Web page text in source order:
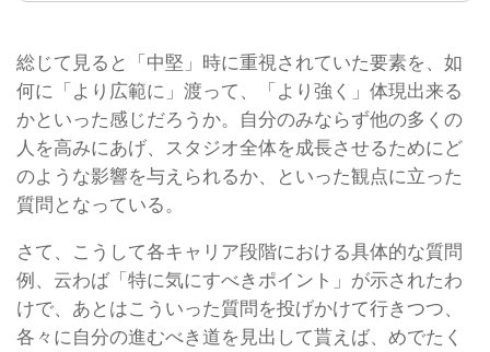
総じて見ると「中堅」時に重視されていた要素を、如
何に「より広範に」渡って、「より強く」体現出来る
かといった感じだろうか。自分のみならず他の多くの
人を高みにあげ、スタジオ全体を成長させるためにど
のような影響を与えられるか、といった観点に立った
質問となっている。
さて、こうして各キャリア段階における具体的な質問
例、云わば「特に気にすべきポイント」が示されたわ
けで、あとはこういった質問を投げかけて行きつつ、
各々に自分の進むべき道を見出して貰えば、めでたく